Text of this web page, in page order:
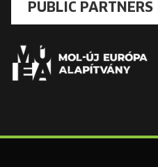
PUBLIC PARTNERS